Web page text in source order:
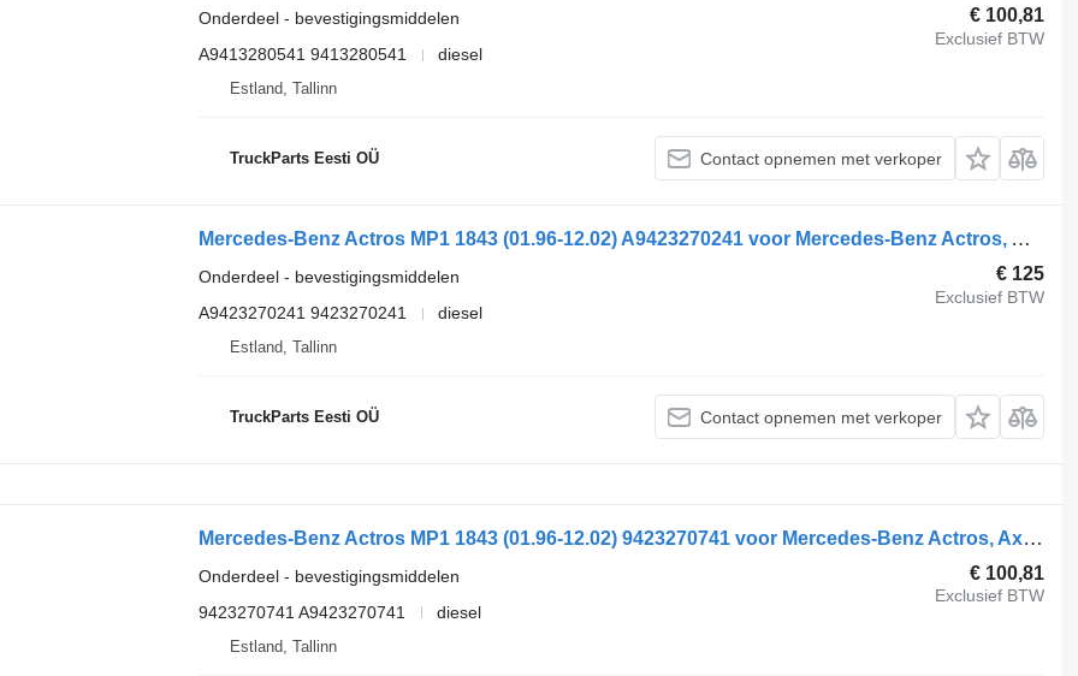
€ 100,81
Exclusief BTW
Onderdeel - bevestigingsmiddelen
A9413280541 9413280541
diesel
Estland, Tallinn
TruckParts Eesti OÜ Contact opnemen met verkoper
Mercedes-Benz Actros MP1 1843 (01.96-12.02) A9423270241 voor Mercedes-Benz Actros, Axor MP1, MP2, MP3 (1996-2014) trekker
€ 125
Exclusief BTW
Onderdeel - bevestigingsmiddelen
A9423270241 9423270241
diesel
Estland, Tallinn
TruckParts Eesti OÜ Contact opnemen met verkoper
Mercedes-Benz Actros MP1 1843 (01.96-12.02) 9423270741 voor Mercedes-Benz Actros, Axor MP1, MP2, MP3 (1996-2014) trekker
€ 100,81
Exclusief BTW
Onderdeel - bevestigingsmiddelen
9423270741 A9423270741
diesel
Estland, Tallinn